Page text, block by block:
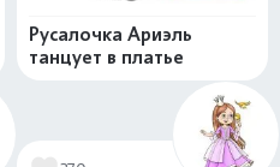
Русалочка Ариэль
танцует в платье